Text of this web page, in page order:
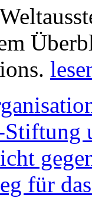
für